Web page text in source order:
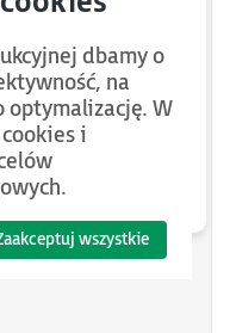
dbamy o
na
optymalizację. W
i
wszystkie